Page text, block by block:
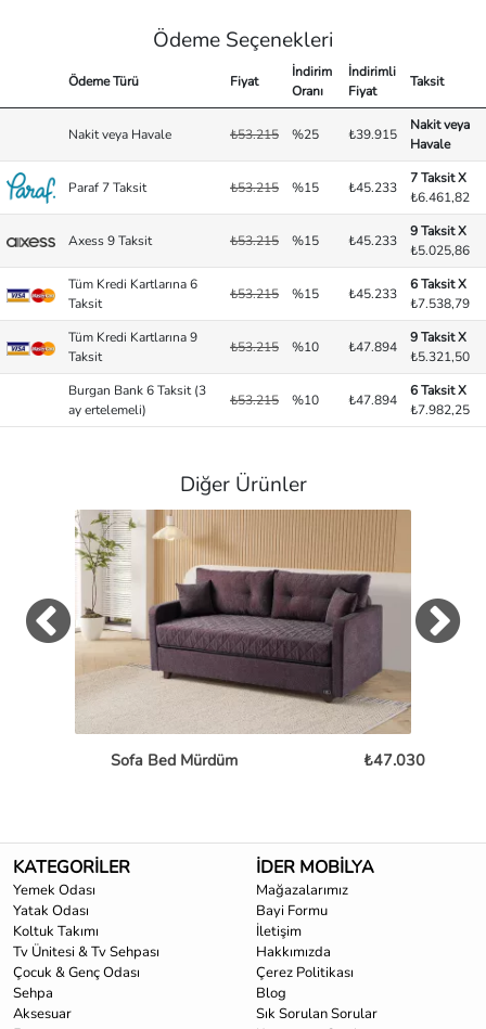
Ödeme Seçenekleri
Ödeme Türü Fiyat
İndirim
Oranı
İndirimli
Fiyat
Taksit
Nakit veya Havale ₺53.215 %25 ₺39.915
Nakit veya
Havale
Paraf 7 Taksit ₺53.215 %15 ₺45.233
7 Taksit X
₺6.461,82
Axess 9 Taksit ₺53.215 %15 ₺45.233
9 Taksit X
₺5.025,86
Tüm Kredi Kartlarına 6
Taksit
₺53.215 %15 ₺45.233
6 Taksit X
₺7.538,79
Tüm Kredi Kartlarına 9
Taksit
₺53.215 %10 ₺47.894
9 Taksit X
₺5.321,50
Burgan Bank 6 Taksit (3
ay ertelemeli)
₺53.215 %10 ₺47.894
6 Taksit X
₺7.982,25
Diğer Ürünler
Sofa Bed Mürdüm ₺47.030
KATEGORİLER
Yemek Odası
Yatak Odası
Koltuk Takımı
Tv Ünitesi & Tv Sehpası
Çocuk & Genç Odası
Sehpa
Aksesuar
İDER MOBİLYA
Mağazalarımız
Bayi Formu
İletişim
Hakkımızda
Çerez Politikası
Blog
Sık Sorulan Sorular